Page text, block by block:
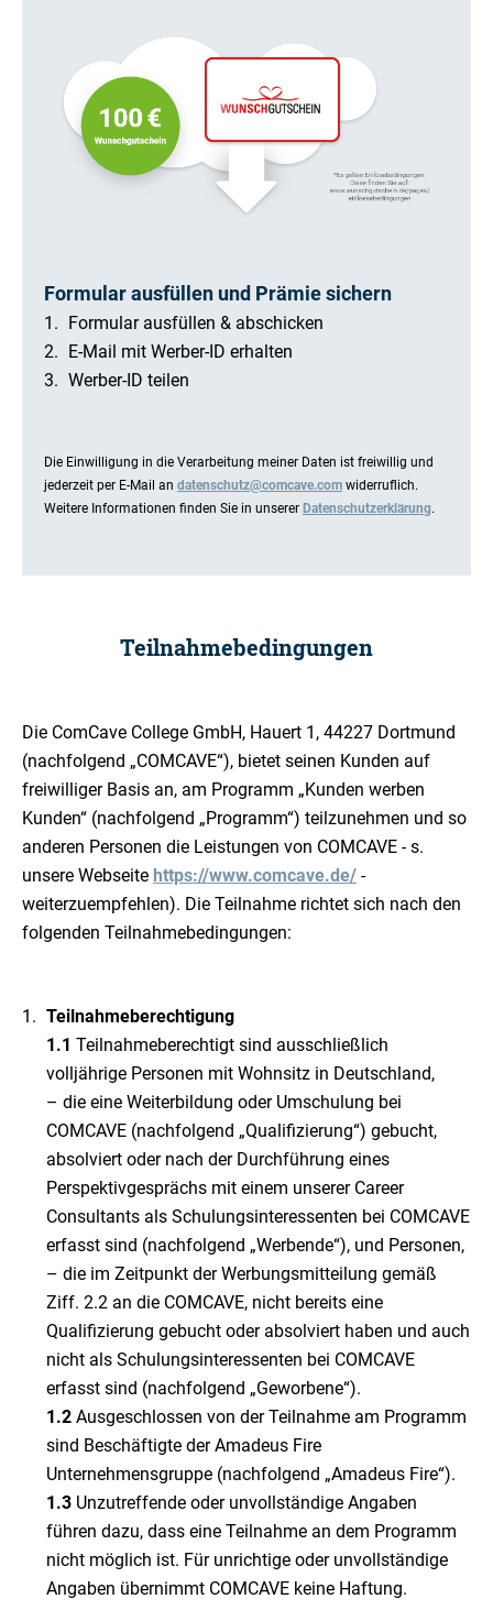
Formular ausfüllen und Prämie sichern
Formular ausfüllen & abschicken
E-Mail mit Werber-ID erhalten
Werber-ID teilen
Die Einwilligung in die Verarbeitung meiner Daten ist freiwillig und
jederzeit per E-Mail an datenschutz@comcave.com widerruflich.
Weitere Informationen finden Sie in unserer Datenschutzerklärung.
Teilnahmebedingungen
Die ComCave College GmbH, Hauert 1, 44227 Dortmund
(nachfolgend „COMCAVE“), bietet seinen Kunden auf
freiwilliger Basis an, am Programm „Kunden werben
Kunden“ (nachfolgend „Programm“) teilzunehmen und so
anderen Personen die Leistungen von COMCAVE - s.
unsere Webseite https://www.comcave.de/ -
weiterzuempfehlen). Die Teilnahme richtet sich nach den
folgenden Teilnahmebedingungen:
Teilnahmeberechtigung
1.1 Teilnahmeberechtigt sind ausschließlich
volljährige Personen mit Wohnsitz in Deutschland,
– die eine Weiterbildung oder Umschulung bei
COMCAVE (nachfolgend „Qualifizierung“) gebucht,
absolviert oder nach der Durchführung eines
Perspektivgesprächs mit einem unserer Career
Consultants als Schulungsinteressenten bei COMCAVE
erfasst sind (nachfolgend „Werbende“), und Personen,
– die im Zeitpunkt der Werbungsmitteilung gemäß
Ziff. 2.2 an die COMCAVE, nicht bereits eine
Qualifizierung gebucht oder absolviert haben und auch
nicht als Schulungsinteressenten bei COMCAVE
erfasst sind (nachfolgend „Geworbene“).
1.2 Ausgeschlossen von der Teilnahme am Programm
sind Beschäftigte der Amadeus Fire
Unternehmensgruppe (nachfolgend „Amadeus Fire“).
1.3 Unzutreffende oder unvollständige Angaben
führen dazu, dass eine Teilnahme an dem Programm
nicht möglich ist. Für unrichtige oder unvollständige
Angaben übernimmt COMCAVE keine Haftung.